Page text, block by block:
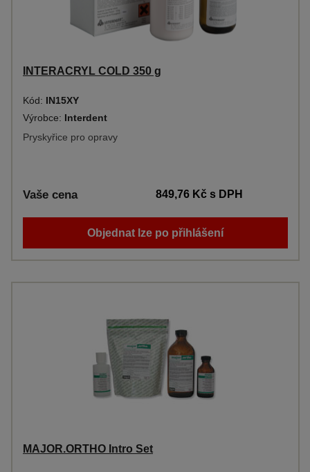
INTERACRYL COLD 350 g
Kód: IN15XY
Výrobce: Interdent
Pryskyřice pro opravy
Vaše cena 849,76 Kčs DPH
Objednat lze po přihlášení
MAJOR.ORTHO Intro Set